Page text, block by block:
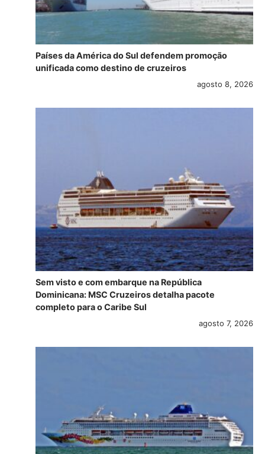
Países da América do Sul defendem promoção
unificada como destino de cruzeiros
agosto 8, 2026
Sem visto e com embarque na República
Dominicana: MSC Cruzeiros detalha pacote
completo para o Caribe Sul
agosto 7, 2026